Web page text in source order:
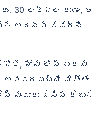
30 లక్షల రుణం, ఆ
అదనపు కవర్‌ని
హోమ్ లోన్ బాధ్య
మొత్తం
చేసిన రోజున